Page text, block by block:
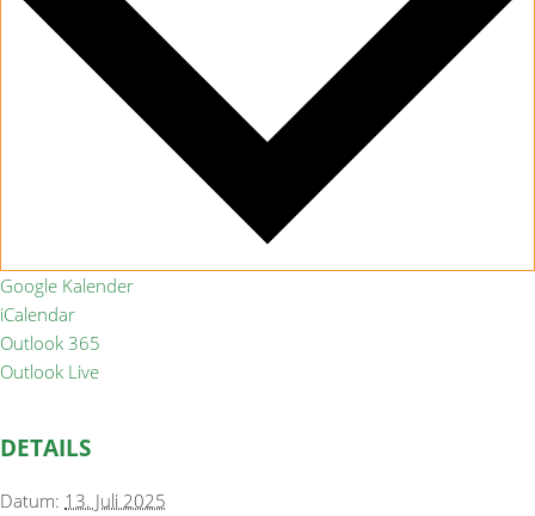
Google Kalender
iCalendar
Outlook 365
Outlook Live
DETAILS
Datum: 13. Juli 2025